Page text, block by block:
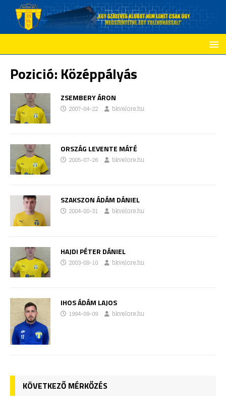
Pozició: Középpályás
ZSEMBERY ÁRON
2007-04-22 bkvelore.hu
ORSZÁG LEVENTE MÁTÉ
2005-07-26 bkvelore.hu
SZAKSZON ÁDÁM DÁNIEL
2004-08-31 bkvelore.hu
HAJDI PÉTER DÁNIEL
2003-09-10 bkvelore.hu
IHOS ÁDÁM LAJOS
1994-09-09 bkvelore.hu
KÖVETKEZŐ MÉRKŐZÉS